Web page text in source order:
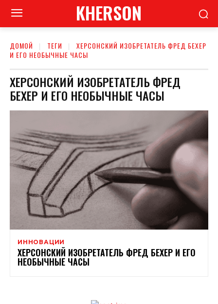
KHERSON
ДОМОЙ ТЕГИ
ХЕРСОНСКИЙ ИЗОБРЕТАТЕЛЬ ФРЕД БЕХЕР
И ЕГО НЕОБЫЧНЫЕ ЧАСЫ
ХЕРСОНСКИЙ ИЗОБРЕТАТЕЛЬ ФРЕД
БЕХЕР И ЕГО НЕОБЫЧНЫЕ ЧАСЫ
ИННОВАЦИИ
ХЕРСОНСКИЙ ИЗОБРЕТАТЕЛЬ ФРЕД БЕХЕР И ЕГО
НЕОБЫЧНЫЕ ЧАСЫ